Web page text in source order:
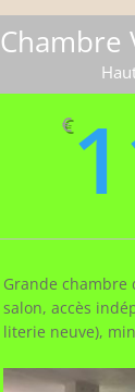
Chambre
€
Grande chambre
salon, accès
literie neuve),